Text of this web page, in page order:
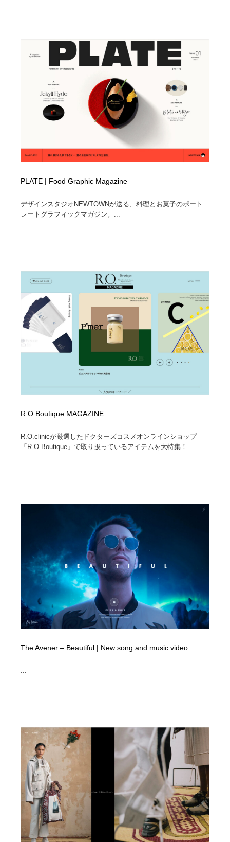
PLATE | Food Graphic Magazine
デザインスタジオNEWTOWNが送る、料理とお菓子のポート
レートグラフィックマガジン。...
R.O.Boutique MAGAZINE
R.O.clinicが厳選したドクターズコスメオンラインショップ
「R.O.Boutique」で取り扱っているアイテムを大特集！...
The Avener – Beautiful | New song and music video